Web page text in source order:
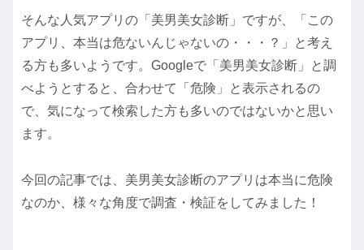
そんな人気アプリの「美男美女診断」ですが、「この
アプリ、本当は危ないんじゃないの・・・？」と考え
る方も多いようです。Googleで「美男美女診断」と調
べようとすると、合わせて「危険」と表示されるの
で、気になって検索した方も多いのではないかと思い
ます。
今回の記事では、美男美女診断のアプリは本当に危険
なのか、様々な角度で調査・検証をしてみました！